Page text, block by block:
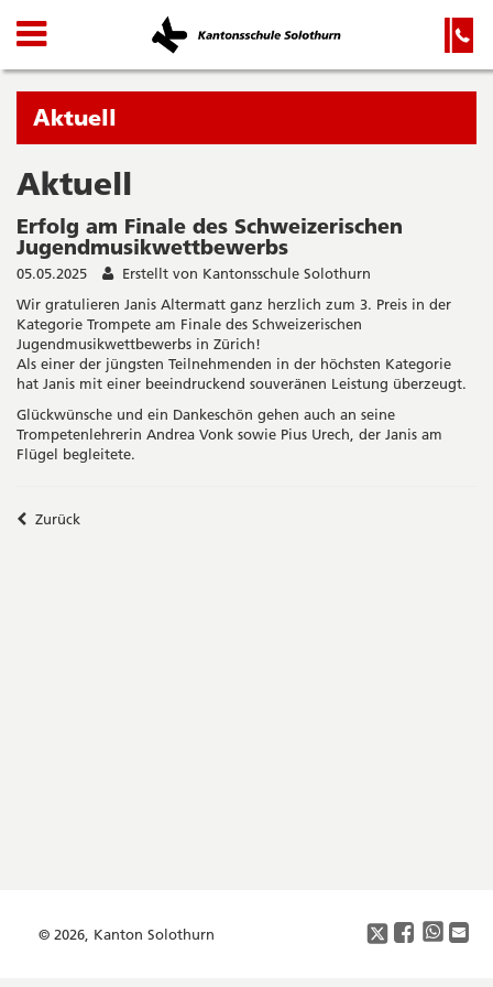
Kanton
Solothurn
Wichtige
Seiten
Startseite
Hauptnavigation
Inhalt
Sitemap
Suche
Navigation
und
Suche
Navigation
Sie
befinden
sich
in:
Aktuell
Aktuell
Erfolg am Finale des Schweizerischen
Jugendmusikwettbewerbs
05.05.2025
Erstellt von Kantonsschule Solothurn
Wir gratulieren Janis Altermatt ganz herzlich zum 3. Preis in der
Kategorie Trompete am Finale des Schweizerischen
Jugendmusikwettbewerbs in Zürich!
Als einer der jüngsten Teilnehmenden in der höchsten Kategorie
hat Janis mit einer beeindruckend souveränen Leistung überzeugt.
Glückwünsche und ein Dankeschön gehen auch an seine
Trompetenlehrerin Andrea Vonk sowie Pius Urech, der Janis am
Flügel begleitete.
Zurück
© 2026, Kanton Solothurn